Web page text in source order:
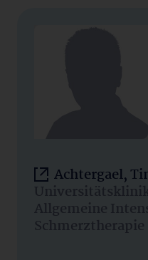
Achtergael,
Allgemeine
Schmerztherapie